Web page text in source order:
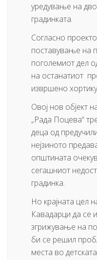
уредување на
градинката.
Согласно
поставување на
поголемиот дел
на останатиот
извршено
Овој нов објект
„Рада Поцева“
деца од
нејзиното
општината
сегашниот
градинка.
Но крајната цел
Кавадарци да се
згрижување на
би се решил
места во